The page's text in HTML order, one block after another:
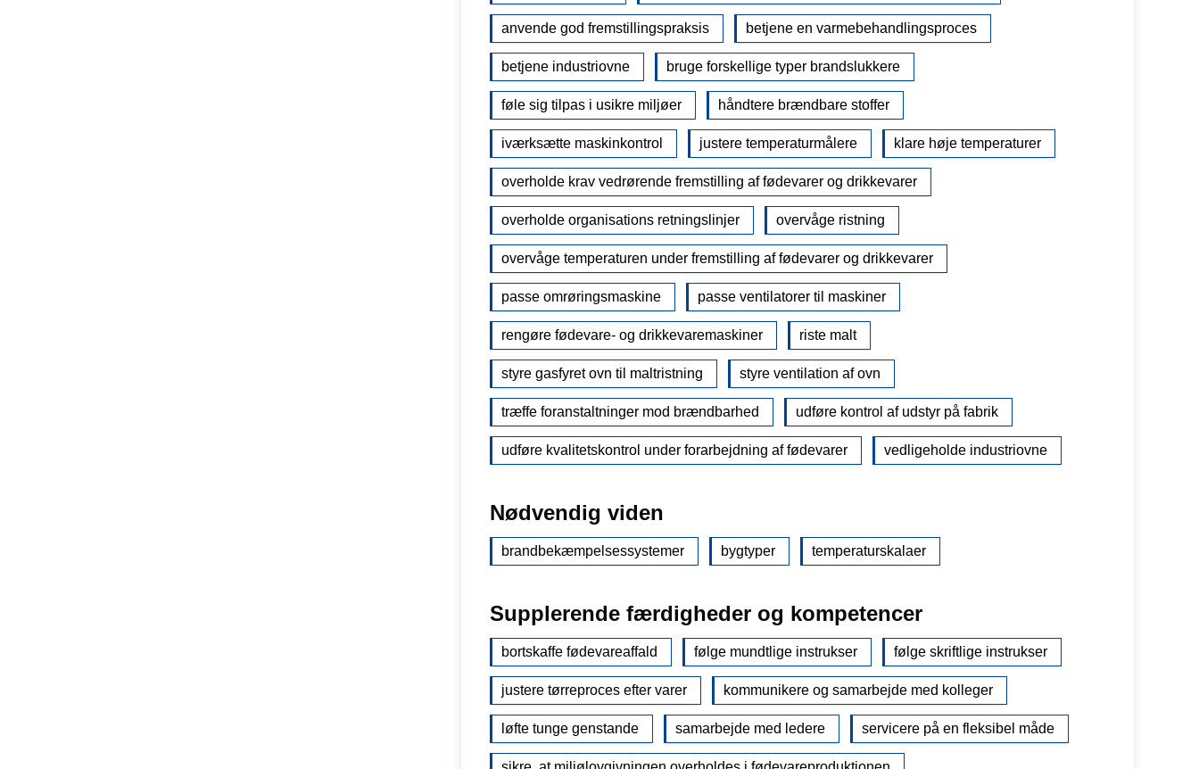
anvende god fremstillingspraksis betjene en varmebehandlingsproces
betjene industriovne bruge forskellige typer brandslukkere
føle sig tilpas i usikre miljøer håndtere brændbare stoffer
iværksætte maskinkontrol justere temperaturmålere klare høje temperaturer
overholde krav vedrørende fremstilling af fødevarer og drikkevarer
overholde organisations retningslinjer overvåge ristning
overvåge temperaturen under fremstilling af fødevarer og drikkevarer
passe omrøringsmaskine passe ventilatorer til maskiner
rengøre fødevare- og drikkevaremaskiner riste malt
styre gasfyret ovn til maltristning styre ventilation af ovn
træffe foranstaltninger mod brændbarhed udføre kontrol af udstyr på fabrik
udføre kvalitetskontrol under forarbejdning af fødevarer vedligeholde industriovne
Nødvendig viden
brandbekæmpelsessystemer bygtyper temperaturskalaer
Supplerende færdigheder og kompetencer
bortskaffe fødevareaffald følge mundtlige instrukser følge skriftlige instrukser
justere tørreproces efter varer kommunikere og samarbejde med kolleger
løfte tunge genstande samarbejde med ledere servicere på en fleksibel måde